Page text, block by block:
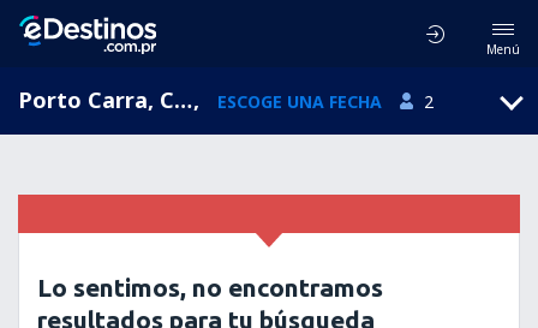
Menú
Porto Carra, Central Macedonia, Grecia, ESCOGE UNA FECHA 2
Lo sentimos, no encontramos
resultados para tu búsqueda